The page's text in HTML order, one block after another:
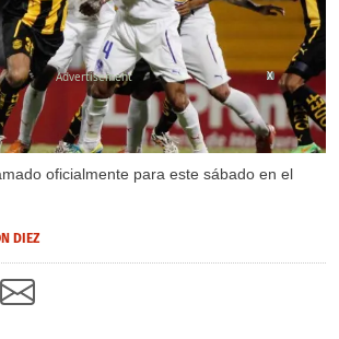
oficialmente para este sábado en el
X
DIEZ